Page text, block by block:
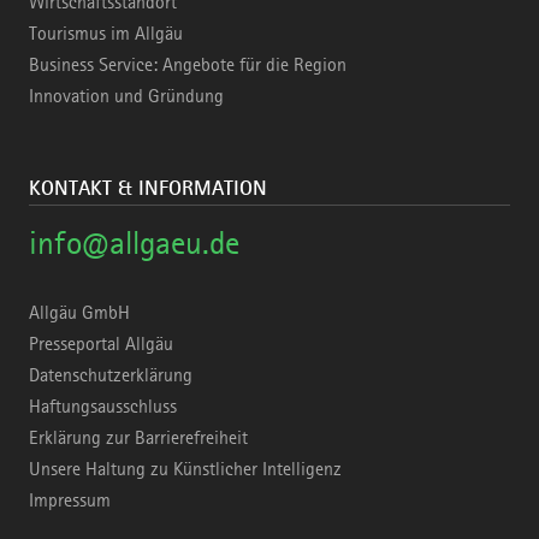
Tourismus im Allgäu
Business Service: Angebote für die Region
Innovation und Gründung
KONTAKT & INFORMATION
info@allgaeu.de
Allgäu GmbH
Presseportal Allgäu
Datenschutzerklärung
Haftungsausschluss
Erklärung zur Barrierefreiheit
Unsere Haltung zu Künstlicher Intelligenz
Impressum